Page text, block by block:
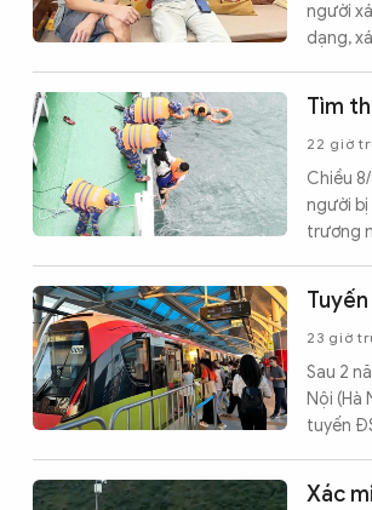
người
dạng,
Tìm
22 giờ
Chiều
người bị
trương
23 giờ
Sau 2
Nội
tuyến
Xác